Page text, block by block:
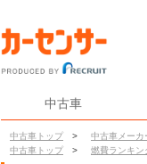
中古車
中古車トップ > 中古車メーカ
中古車トップ
> 燃費ランキン